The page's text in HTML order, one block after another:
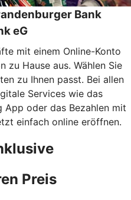
Bank
eG
mit einem Online-Konto
zu Hause aus. Wählen Sie
zu Ihnen passt. Bei allen
Services wie das
App oder das Bezahlen mit
einfach online eröffnen.
Preis